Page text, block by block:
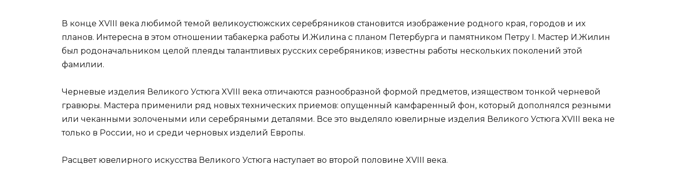
В конце XVIII века любимой темой великоустюжских серебряников становится изображение родного края, городов и их
планов. Интересна в этом отношении табакерка работы И.Жилина с планом Петербурга и памятником Петру I. Мастер И.Жилин
был родоначальником целой плеяды талантливых русских серебряников; известны работы нескольких поколений этой
фамилии.
Черневые изделия Великого Устюга XVIII века отличаются разнообразной формой предметов, изяществом тонкой черневой
гравюры. Мастера применили ряд новых технических приемов: опущенный камфаренный фон, который дополнялся резными
или чеканными золочеными или серебряными деталями. Все это выделяло ювелирные изделия Великого Устюга XVIII века не
только в России, но и среди черновых изделий Европы.
Расцвет ювелирного искусства Великого Устюга наступает во второй половине XVIII века.